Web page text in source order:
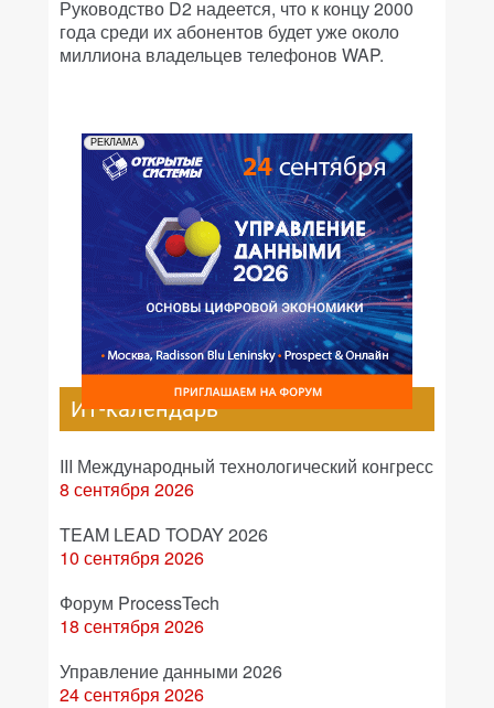
Руководство D2 надеется, что к концу 2000
года среди их абонентов будет уже около
миллиона владельцев телефонов WAP.
РЕКЛАМА
ИТ-календарь
III Международный технологический конгресс
8 сентября 2026
TEAM LEAD TODAY 2026
10 сентября 2026
Форум ProcessTech
18 сентября 2026
Управление данными 2026
24 сентября 2026